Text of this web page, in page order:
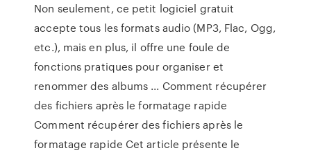
Non seulement, ce petit logiciel gratuit
accepte tous les formats audio (MP3, Flac, Ogg,
etc.), mais en plus, il offre une foule de
fonctions pratiques pour organiser et
renommer des albums ... Comment récupérer
des fichiers après le formatage rapide
Comment récupérer des fichiers après le
formatage rapide Cet article présente le